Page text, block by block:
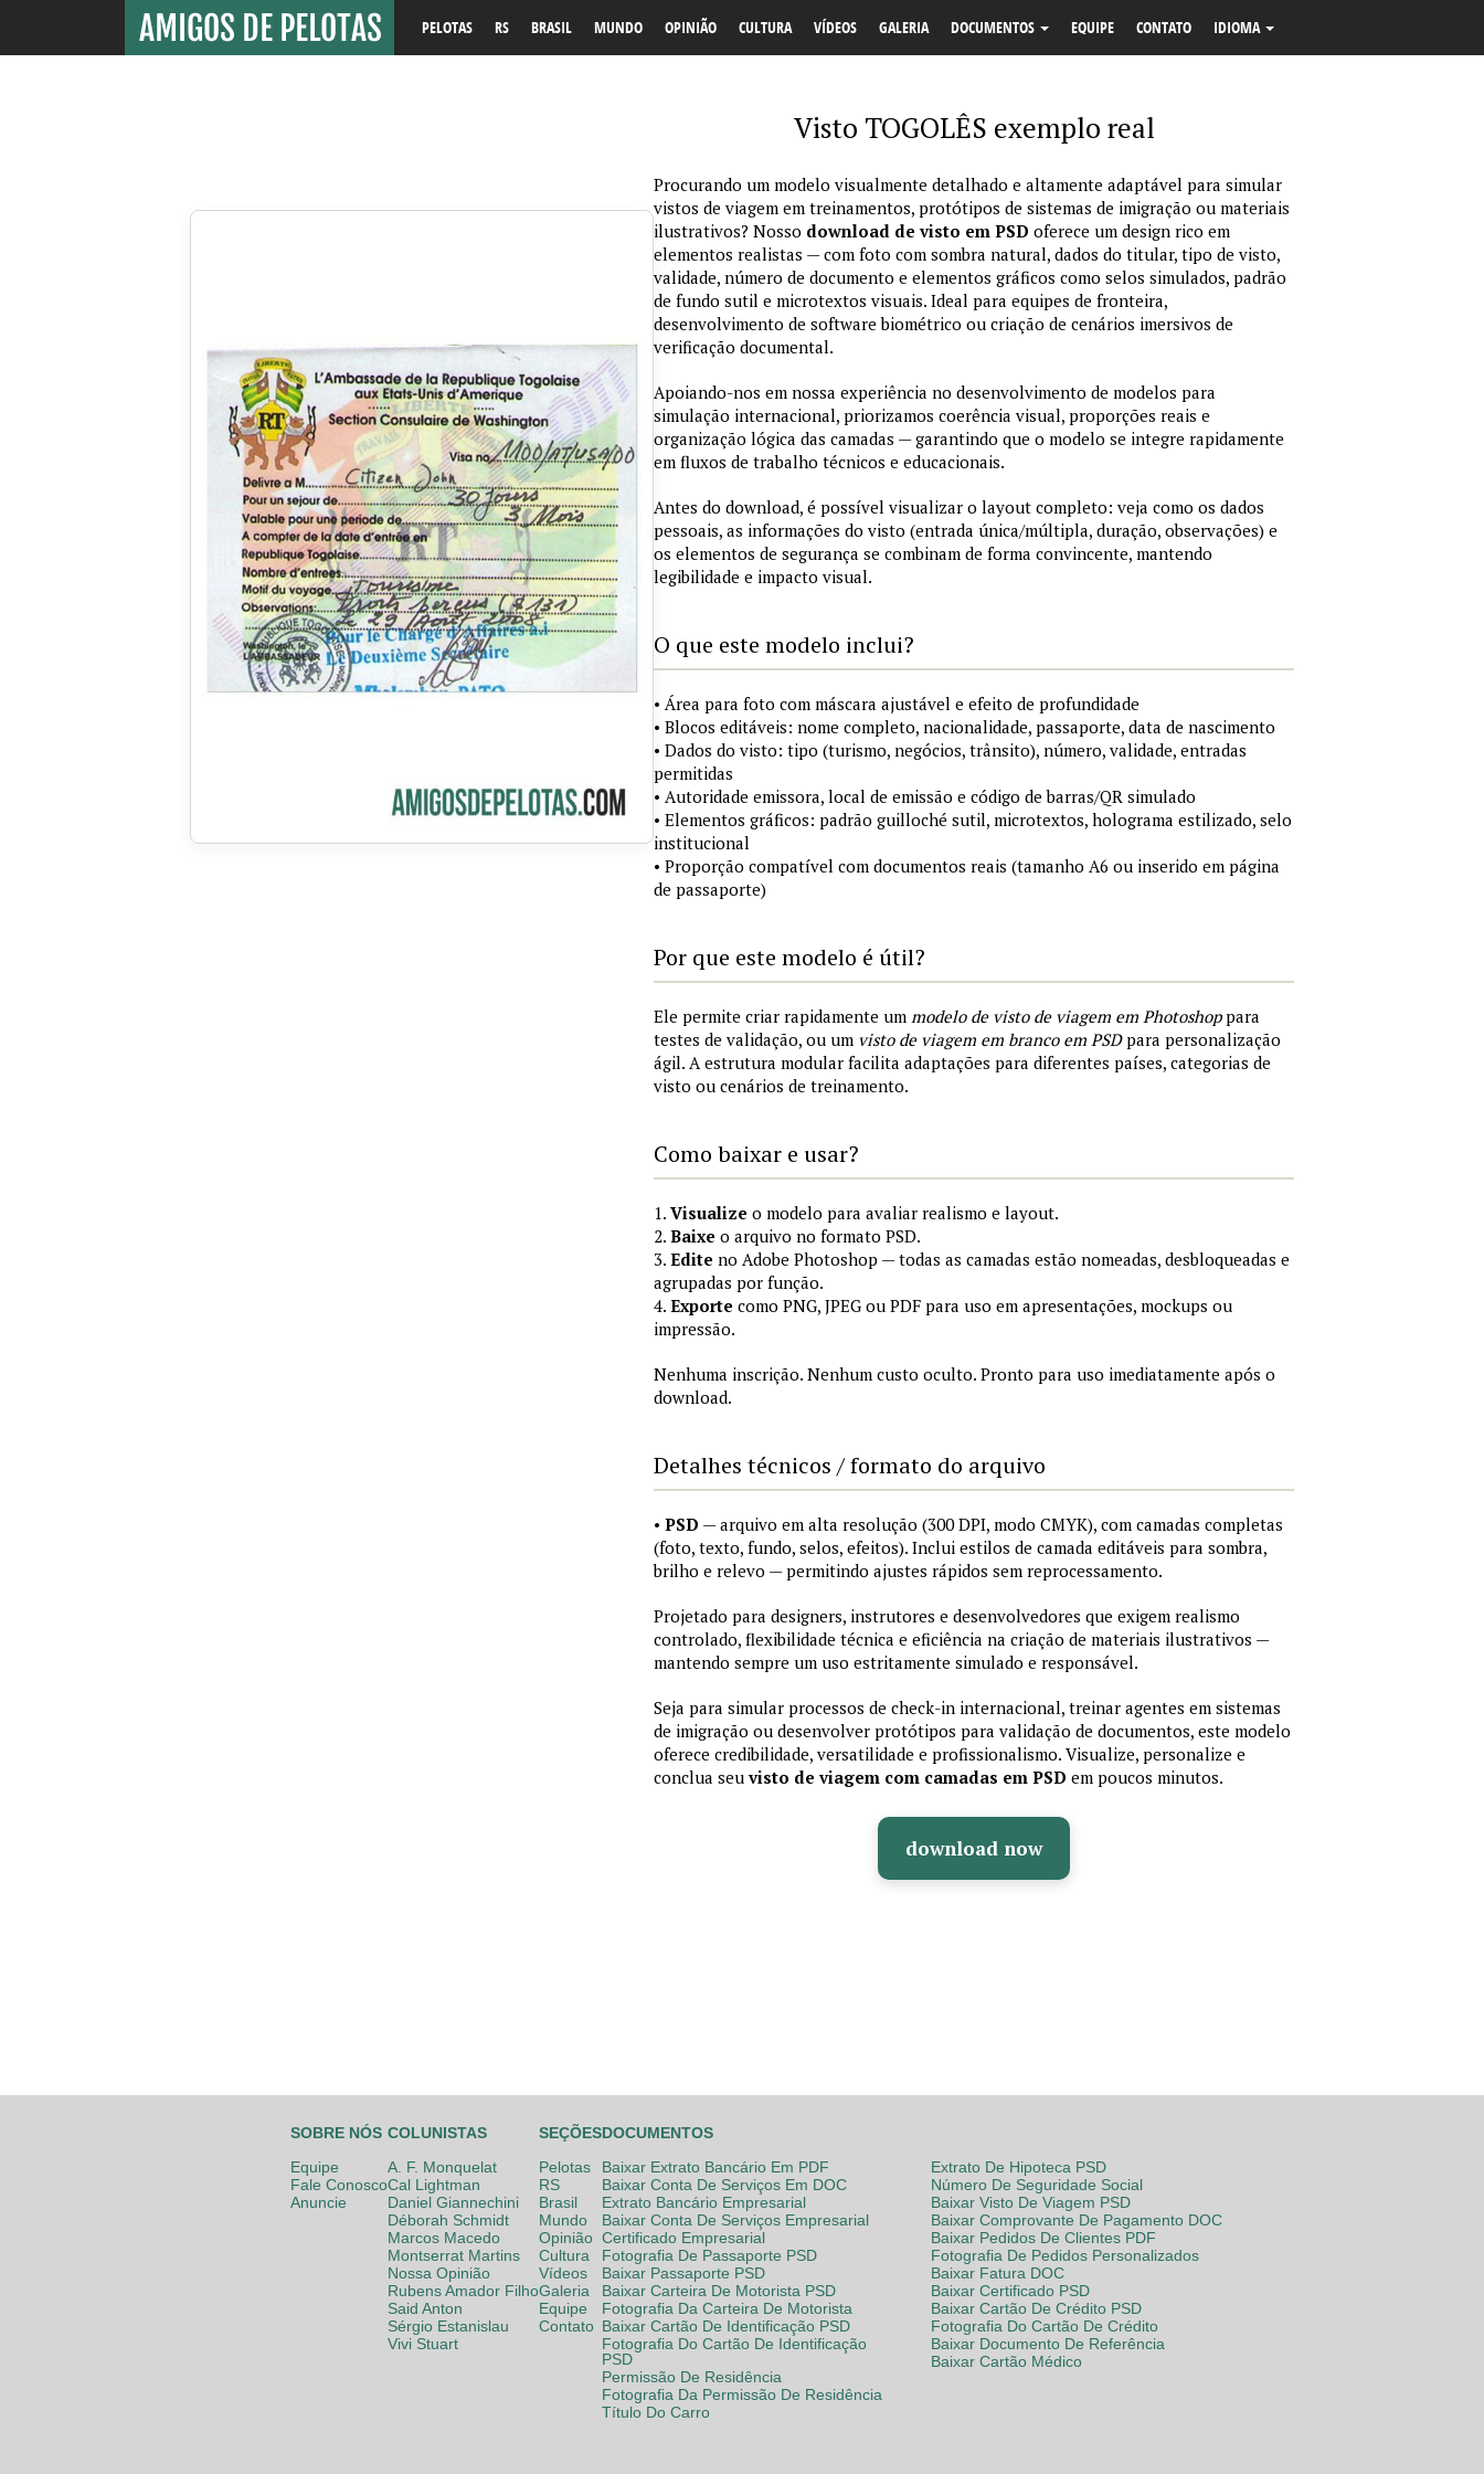
PELOTAS RS BRASIL MUNDO OPINIÃO CULTURA VÍDEOS GALERIA DOCUMENTOS EQUIPE CONTATO IDIOMA
Visto TOGOLÊS exemplo real
Procurando um modelo visualmente detalhado e altamente adaptável para simular
vistos de viagem em treinamentos, protótipos de sistemas de imigração ou materiais
ilustrativos? Nosso download de visto em PSD oferece um design rico em
elementos realistas — com foto com sombra natural, dados do titular, tipo de visto,
validade, número de documento e elementos gráficos como selos simulados, padrão
de fundo sutil e microtextos visuais. Ideal para equipes de fronteira,
desenvolvimento de software biométrico ou criação de cenários imersivos de
verificação documental.
Apoiando-nos em nossa experiência no desenvolvimento de modelos para
simulação internacional, priorizamos coerência visual, proporções reais e
organização lógica das camadas — garantindo que o modelo se integre rapidamente
em fluxos de trabalho técnicos e educacionais.
Antes do download, é possível visualizar o layout completo: veja como os dados
pessoais, as informações do visto (entrada única/múltipla, duração, observações) e
os elementos de segurança se combinam de forma convincente, mantendo
legibilidade e impacto visual.
O que este modelo inclui?
• Área para foto com máscara ajustável e efeito de profundidade
• Blocos editáveis: nome completo, nacionalidade, passaporte, data de nascimento
• Dados do visto: tipo (turismo, negócios, trânsito), número, validade, entradas
permitidas
• Autoridade emissora, local de emissão e código de barras/QR simulado
• Elementos gráficos: padrão guilloché sutil, microtextos, holograma estilizado, selo
institucional
• Proporção compatível com documentos reais (tamanho A6 ou inserido em página
de passaporte)
Por que este modelo é útil?
Ele permite criar rapidamente um modelo de visto de viagem em Photoshoppara
testes de validação, ou um visto de viagem em branco em PSDpara personalização
ágil. A estrutura modular facilita adaptações para diferentes países, categorias de
visto ou cenários de treinamento.
Como baixar e usar?
1. Visualize o modelo para avaliar realismo e layout.
2. Baixe o arquivo no formato PSD.
3. Edite no Adobe Photoshop — todas as camadas estão nomeadas, desbloqueadas e
agrupadas por função.
4. Exporte como PNG, JPEG ou PDF para uso em apresentações, mockups ou
impressão.
Nenhuma inscrição. Nenhum custo oculto. Pronto para uso imediatamente após o
download.
Detalhes técnicos / formato do arquivo
• PSD — arquivo em alta resolução (300 DPI, modo CMYK), com camadas completas
(foto, texto, fundo, selos, efeitos). Inclui estilos de camada editáveis para sombra,
brilho e relevo — permitindo ajustes rápidos sem reprocessamento.
Projetado para designers, instrutores e desenvolvedores que exigem realismo
controlado, flexibilidade técnica e eficiência na criação de materiais ilustrativos —
mantendo sempre um uso estritamente simulado e responsável.
Seja para simular processos de check-in internacional, treinar agentes em sistemas
de imigração ou desenvolver protótipos para validação de documentos, este modelo
oferece credibilidade, versatilidade e profissionalismo. Visualize, personalize e
conclua seuvisto de viagem com camadas em PSD em poucos minutos.
download now
SOBRE NÓS
Equipe
Fale Conosco
Anuncie
COLUNISTAS
A. F. Monquelat
Cal Lightman
Daniel Giannechini
Déborah Schmidt
Marcos Macedo
Montserrat Martins
Nossa Opinião
Rubens Amador Filho
Said Anton
Sérgio Estanislau
Vivi Stuart
SEÇÕES
Pelotas
RS
Brasil
Mundo
Opinião
Cultura
Vídeos
Galeria
Equipe
Contato
DOCUMENTOS
Baixar Extrato Bancário Em PDF
Baixar Conta De Serviços Em DOC
Extrato Bancário Empresarial
Baixar Conta De Serviços Empresarial
Certificado Empresarial
Fotografia De Passaporte PSD
Baixar Passaporte PSD
Baixar Carteira De Motorista PSD
Fotografia Da Carteira De Motorista
Baixar Cartão De Identificação PSD
Fotografia Do Cartão De Identificação
PSD
Permissão De Residência
Fotografia Da Permissão De Residência
Título Do Carro
Extrato De Hipoteca PSD
Número De Seguridade Social
Baixar Visto De Viagem PSD
Baixar Comprovante De Pagamento DOC
Baixar Pedidos De Clientes PDF
Fotografia De Pedidos Personalizados
Baixar Fatura DOC
Baixar Certificado PSD
Baixar Cartão De Crédito PSD
Fotografia Do Cartão De Crédito
Baixar Documento De Referência
Baixar Cartão Médico